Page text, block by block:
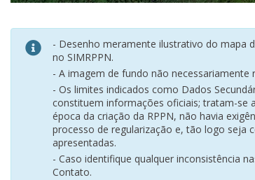
- Desenho meramente ilustrativo do mapa
no SIMRPPN.
- A imagem de fundo não
- Os limites indicados como Dados
constituem informações oficiais; tratam-se
época da criação da RPPN, não havia
processo de regularização e, tão logo seja
apresentadas.
- Caso identifique qualquer inconsistência
Contato.